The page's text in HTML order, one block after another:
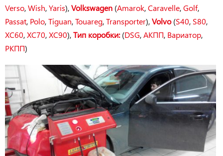
Verso,Wish,Yaris),Volkswagen (Amarok,Caravelle,Golf,
Passat, Polo,Tiguan,Touareg,Transporter),Volvo(S40, S80,
XC60,XC70,XC90),Тип коробки:(DSG,АКПП, Вариатор,
РКПП)